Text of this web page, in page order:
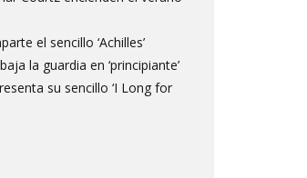
el sencillo ‘Achilles’
la guardia en ‘principiante’
su sencillo ‘I Long for